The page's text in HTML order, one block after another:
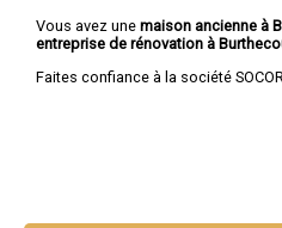
Vous avez une maison ancienne à
entreprise de rénovation à
Faites confiance à la société